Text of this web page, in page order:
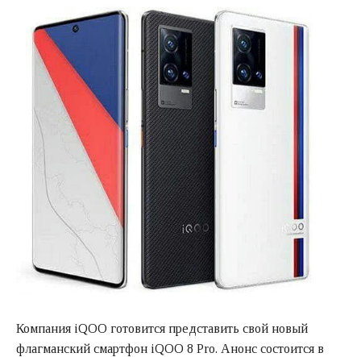
Компания iQOO готовится представить свой новый
флагманский смартфон iQOO 8 Pro. Анонс состоится в